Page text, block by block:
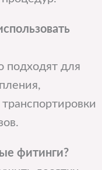
подходят для
фитинги?